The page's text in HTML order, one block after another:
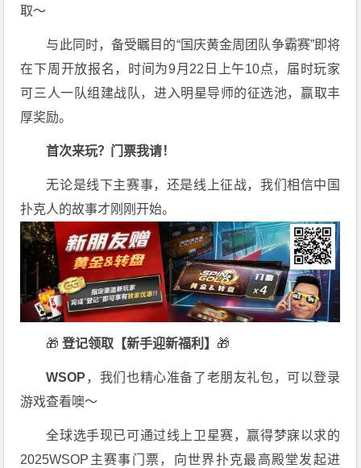
取～
与此同时，备受瞩目的“国庆黄金周团队争霸赛”即将
在下周开放报名，时间为9月22日上午10点，届时玩家
可三人一队组建战队，进入明星导师的征选池，赢取丰
厚奖励。
首次来玩？门票我请！
无论是线下主赛事，还是线上征战，我们相信中国
扑克人的故事才刚刚开始。
🎁 登记领取【新手迎新福利】 🎁
WSOP ，我们也精心准备了老朋友礼包，可以登录
游戏查看噢～
全球选手现已可通过线上卫星赛，赢得梦寐以求的
2025WSOP主赛事门票，向世界扑克最高殿堂发起进